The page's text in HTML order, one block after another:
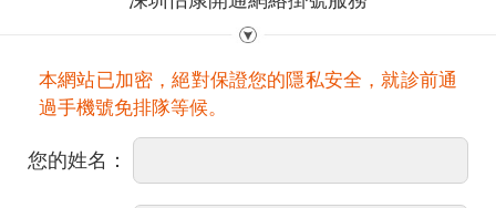
本網站已加密，絕對保證您的隱私安全，就診前通
過手機號免排隊等候。
您的姓名：